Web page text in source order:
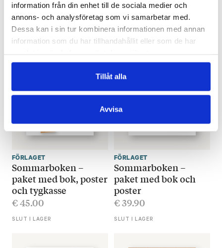
information från din enhet till de sociala medier och
annons- och analysföretag som vi samarbetar med.
Dessa kan i sin tur kombinera informationen med annan
information som du har tillhandahållit eller som de har
Tillåt alla
Avvisa
Mera böcker
FÖRLAGET
Sommarboken –
paket med bok, poster
och tygkasse
€45.00
SLUT I LAGER
FÖRLAGET
Sommarboken –
paket med bok och
poster
€39.90
SLUT I LAGER